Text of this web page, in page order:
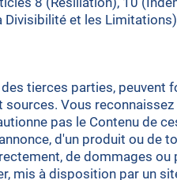
Divisibilité et les
tierces parties,
Vous
pas le Contenu de
d'un produit ou
de dommages
mis à disposition par un